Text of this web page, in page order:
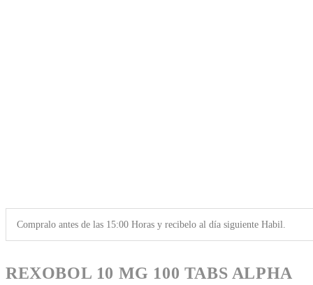
Compralo antes de las 15:00 Horas y recibelo al día siguiente Habil.
REXOBOL 10 MG 100 TABS ALPHA